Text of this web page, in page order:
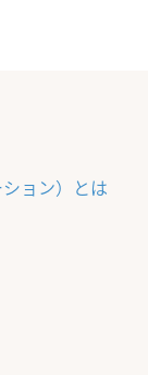
ョン）とは